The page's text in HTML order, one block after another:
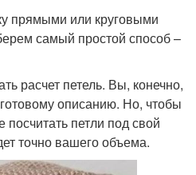
прямыми или круговыми
самый простой способ –
расчет петель. Вы, конечно,
описанию. Но, чтобы
петли под свой
точно вашего объема.